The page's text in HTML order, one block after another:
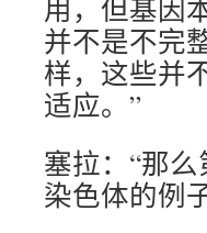
用，但基因
并不是不完
样，这些并
适应。”
塞拉：“那
染色体的例